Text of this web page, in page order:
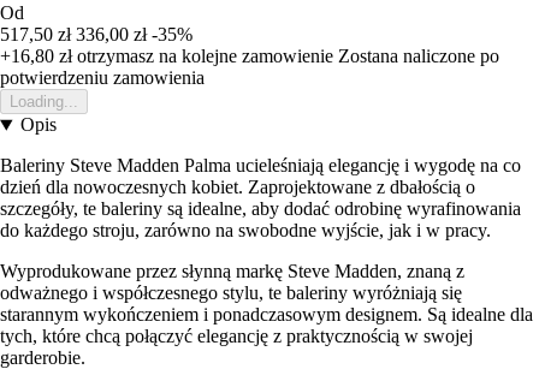
Od
517,50 zł 336,00 zł -35%
+16,80 złotrzymasz na kolejne zamowienie Zostana naliczone po
potwierdzeniu zamowienia
Loading...
Opis
Baleriny Steve Madden Palma ucieleśniają elegancję i wygodę na co
dzień dla nowoczesnych kobiet. Zaprojektowane z dbałością o
szczegóły, te baleriny są idealne, aby dodać odrobinę wyrafinowania
do każdego stroju, zarówno na swobodne wyjście, jak i w pracy.
Wyprodukowane przez słynną markę Steve Madden, znaną z
odważnego i współczesnego stylu, te baleriny wyróżniają się
starannym wykończeniem i ponadczasowym designem. Są idealne dla
tych, które chcą połączyć elegancję z praktycznością w swojej
garderobie.